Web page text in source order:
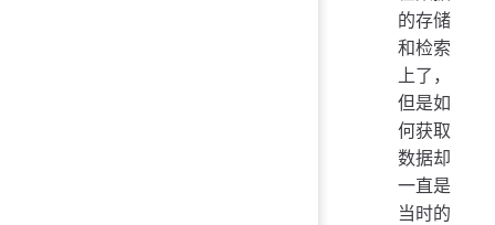
的存储
和检索
上了，
但是如
何获取
数据却
一直是
当时的